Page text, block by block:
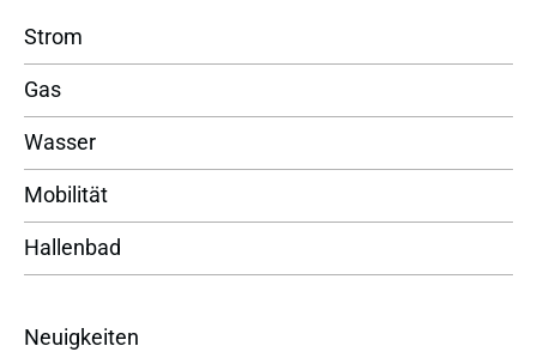
Strom
Gas
Wasser
Mobilität
Hallenbad
Neuigkeiten